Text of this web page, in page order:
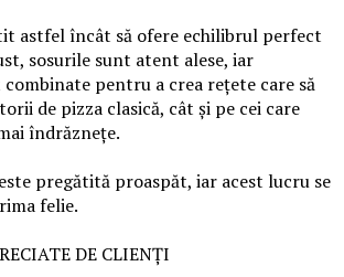
astfel încât să ofere echilibrul perfect
sosurile sunt atent alese, iar
pentru a crea rețete care să
de pizza clasică, cât și pe cei care
îndrăznețe.
pregătită proaspăt, iar acest lucru se
felie.
DE CLIENȚI